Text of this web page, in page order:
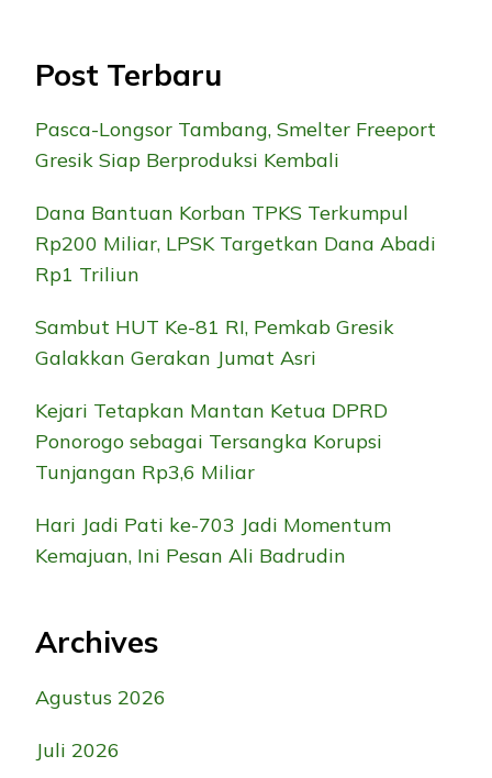
Post Terbaru
Pasca-Longsor Tambang, Smelter Freeport
Gresik Siap Berproduksi Kembali
Dana Bantuan Korban TPKS Terkumpul
Rp200 Miliar, LPSK Targetkan Dana Abadi
Rp1 Triliun
Sambut HUT Ke-81 RI, Pemkab Gresik
Galakkan Gerakan Jumat Asri
Kejari Tetapkan Mantan Ketua DPRD
Ponorogo sebagai Tersangka Korupsi
Tunjangan Rp3,6 Miliar
Hari Jadi Pati ke-703 Jadi Momentum
Kemajuan, Ini Pesan Ali Badrudin
Archives
Agustus 2026
Juli 2026